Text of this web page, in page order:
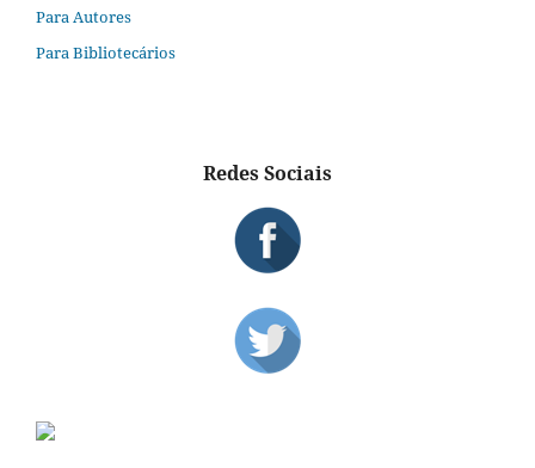
Para Autores
Para Bibliotecários
Redes Sociais